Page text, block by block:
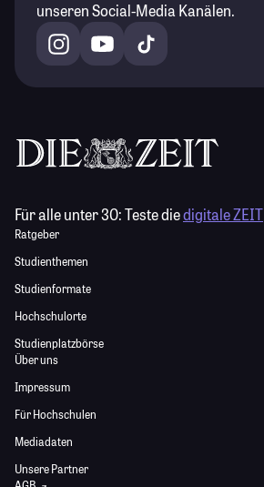
unseren Social-Media Kanälen.
Für alle unter 30:Teste diedigitale ZEIT
Ratgeber
Studienthemen
Studienformate
Hochschulorte
Studienplatzbörse
Über uns
Impressum
Für Hochschulen
Mediadaten
Unsere Partner